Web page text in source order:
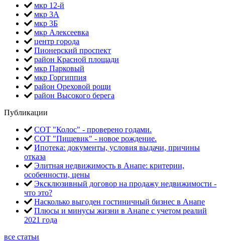
мкр 12-й
мкр 3А
мкр 3Б
мкр Алексеевка
центр города
Пионерский проспект
район Красной площади
мкр Парковый
мкр Горгиппия
район Ореховой рощи
район Высокого берега
Публикации
СОТ "Колос" - проверено годами.
СОТ "Пищевик" - новое рождение.
Ипотека: документы, условия выдачи, причины
отказа
Элитная недвижимость в Анапе: критерии,
особенности, цены
Эксклюзивный договор на продажу недвижимости -
что это?
Насколько выгоден гостиничный бизнес в Анапе
Плюсы и минусы жизни в Анапе с учетом реалий
2021 года
все статьи